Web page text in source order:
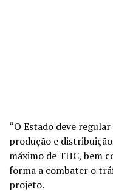
“O Estado deve
produção e
máximo de THC, bem
forma a combater o
projeto.